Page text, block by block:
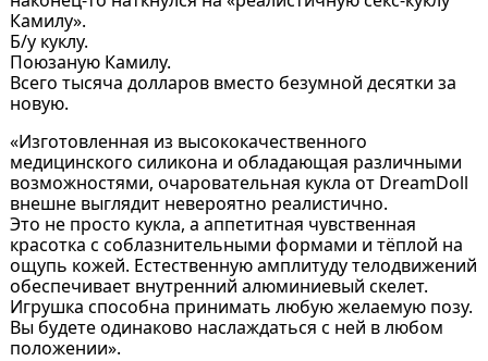
Камилу».
Б/у куклу.
Поюзаную Камилу.
Всего тысяча долларов вместо безумной десятки за
новую.
«Изготовленная из высококачественного
медицинского силикона и обладающая различными
возможностями, очаровательная кукла от DreamDoll
внешне выглядит невероятно реалистично.
Это не просто кукла, а аппетитная чувственная
красотка с соблазнительными формами и тёплой на
ощупь кожей. Естественную амплитуду телодвижений
обеспечивает внутренний алюминиевый скелет.
Игрушка способна принимать любую желаемую позу.
Вы будете одинаково наслаждаться с ней в любом
положении».